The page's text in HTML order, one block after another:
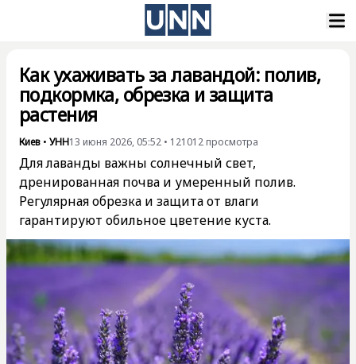
Как ухаживать за лавандой: полив,
подкормка, обрезка и защита
растения
Киев • УНН13 июня 2026, 05:52 • 121012 просмотра
Для лаванды важны солнечный свет,
дренированная почва и умеренный полив.
Регулярная обрезка и защита от влаги
гарантируют обильное цветение куста.